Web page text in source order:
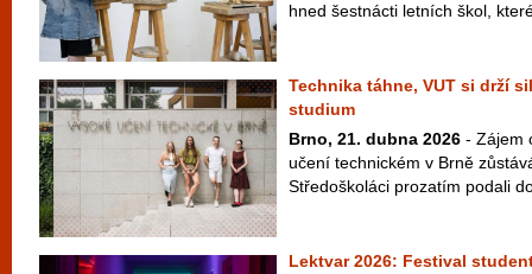
hned šestnácti letních škol,
Technika táhne, VUT si drží
studium
Brno, 21. dubna 2026 - Zájem
učení technickém v Brně
Středoškoláci prozatím podali
Lektvar 2026: Festival